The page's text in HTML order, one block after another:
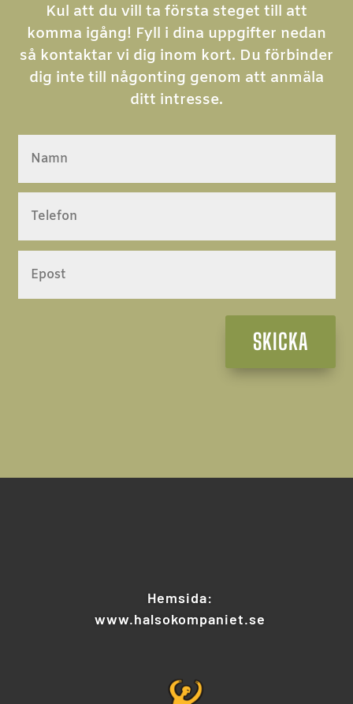
Kul att du vill ta första steget till att
komma igång! Fyll i dina uppgifter nedan
så kontaktar vi dig inom kort. Du förbinder
dig inte till någonting genom att anmäla
ditt intresse.
SKICKA
Hemsida:
www.halsokompaniet.se